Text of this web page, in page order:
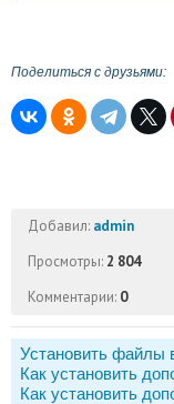
Поделиться с друзьями:
Добавил: admin
Просмотры: 2 804
Комментарии: 0
Установить файлы
Как установить
Как установить